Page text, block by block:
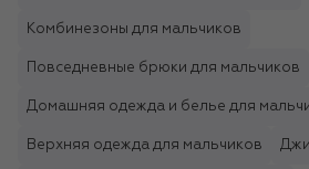
Комбинезоны для мальчиков
Повседневные брюки для мальчиков
Домашняя одежда и белье для
Верхняя одежда для мальчиков